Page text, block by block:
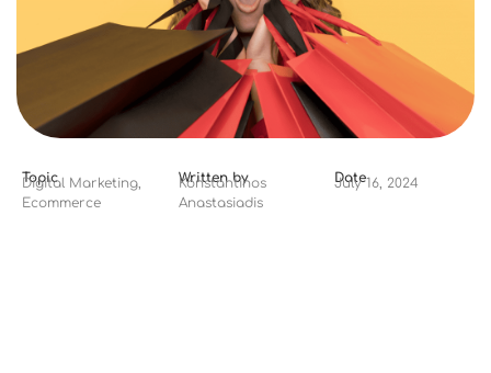
Topic
Digital Marketing
Ecommerce
Written by
Konstantinos
Anastasiadis
Date
July 16, 2024